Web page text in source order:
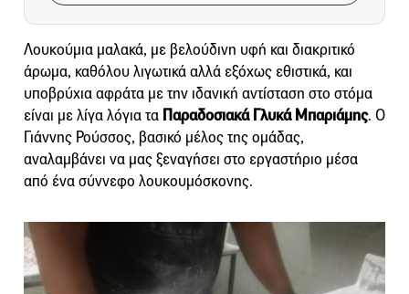
Λουκούμια μαλακά, με βελούδινη υφή και διακριτικό
άρωμα, καθόλου λιγωτικά αλλά εξόχως εθιστικά, και
υποβρύχια αφράτα με την ιδανική αντίσταση στο στόμα
είναι με λίγα λόγια τα Παραδοσιακά Γλυκά Μπαριάμης. Ο
Γιάννης Ρούσσος, βασικό μέλος της ομάδας,
αναλαμβάνει να μας ξεναγήσει στο εργαστήριο μέσα
από ένα σύννεφο λουκουμόσκονης.